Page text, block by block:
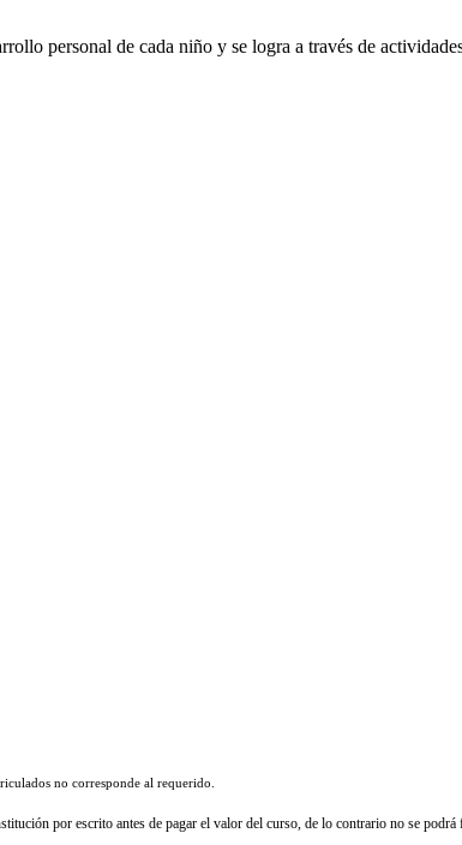
personal de cada niño y se logra a través de
no corresponde al requerido.
por escrito antes de pagar el valor del curso, de lo contrario no se podrá